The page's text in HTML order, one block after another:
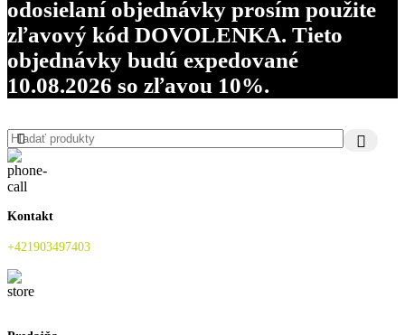
odosielaní objednávky prosím použite
zľavový kód DOVOLENKA. Tieto
objednávky budú expedované
10.08.2026 so zľavou 10%.
Kontakt
+421903497403